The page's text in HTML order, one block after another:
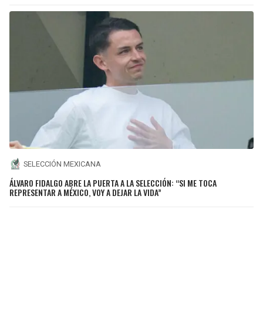
SELECCIÓN MEXICANA
ÁLVARO FIDALGO ABRE LA PUERTA A LA SELECCIÓN: “SI ME TOCA
REPRESENTAR A MÉXICO, VOY A DEJAR LA VIDA”